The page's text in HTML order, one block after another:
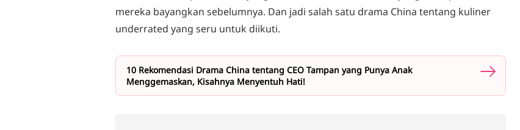
mereka bayangkan sebelumnya. Dan jadi salah satu drama China tentang kuliner
underrated yang seru untuk diikuti.
10 Rekomendasi Drama China tentang CEO Tampan yang Punya Anak
Menggemaskan, Kisahnya Menyentuh Hati!